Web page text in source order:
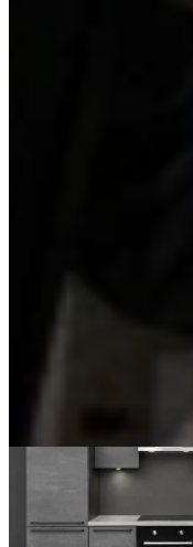
keuken. Het combineert
voordelen van een
Kom langs en
Een afspraak is altijd
mee naar huis!
wensen. Met uitgebreid
Ontdek meer
Actie Keuken Evy 114
€ 4.995,-